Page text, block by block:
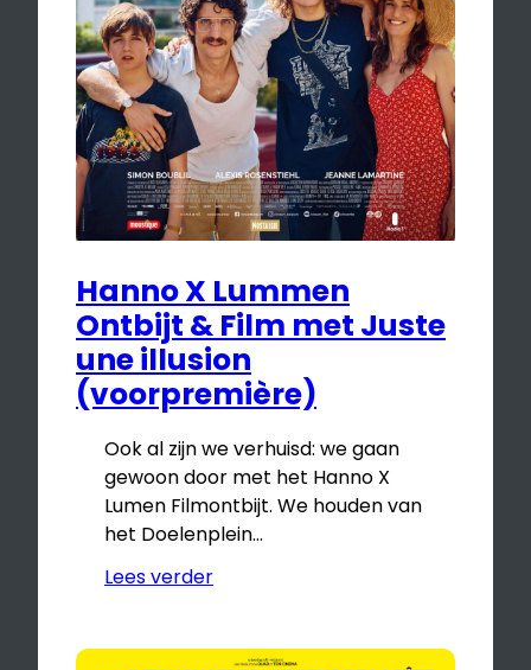
Hanno X Lummen
Ontbijt & Film met Juste
une illusion
(voorpremière)
Ook al zijn we verhuisd: we gaan
gewoon door met het Hanno X
Lumen Filmontbijt. We houden van
het Doelenplein…
Lees verder